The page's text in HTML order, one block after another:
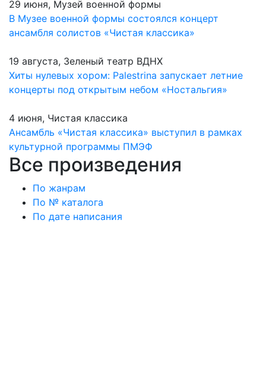
29 июня, Музей военной формы
В Музее военной формы состоялся концерт
ансамбля солистов «Чистая классика»
19 августа, Зеленый театр ВДНХ
Хиты нулевых хором: Palestrina запускает летние
концерты под открытым небом «Ностальгия»
4 июня, Чистая классика
Ансамбль «Чистая классика» выступил в рамках
культурной программы ПМЭФ
Все произведения
По жанрам
По № каталога
По дате написания